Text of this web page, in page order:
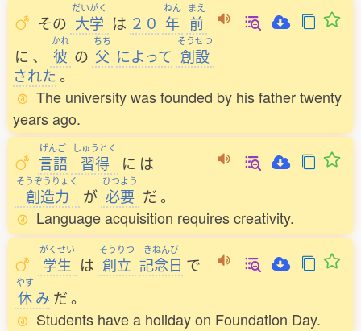
その
だいがく
大学 は ２０
ねん
年
まえ
前
に 、
かれ
彼 の
ちち
父 によって
そうせつ
創設
された。
The university was founded by his father twenty
years ago.
げんご
言語
しゅうとく
習得 に は
そうぞうりょく
創造力 が
ひつよう
必要 だ。
Language acquisition requires creativity.
がくせい
学生 は
そうりつ
創立
きねんび
記念日 で
やす
休み だ。
Students have a holiday on Foundation Day.